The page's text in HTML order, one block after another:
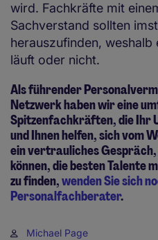
wird. Fachkräfte mit
Sachverstand sollten
herauszufinden, weshalb
läuft oder nicht.
Als führender
Netzwerk haben wir eine
Spitzenfachkräften, die Ihr
und Ihnen helfen, sich vom
ein vertrauliches
können, die besten Talente
zu finden,wenden Sie sich
Personalfachberater.
Michael Page